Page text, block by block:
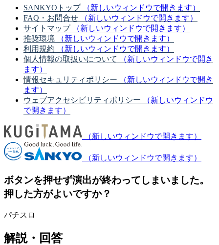
SANKYOトップ
（新しいウィンドウで開きます）
FAQ・お問合せ
（新しいウィンドウで開きます）
サイトマップ
（新しいウィンドウで開きます）
推奨環境
（新しいウィンドウで開きます）
利用規約
（新しいウィンドウで開きます）
個人情報の取扱いについて
（新しいウィンドウで開き
ます）
情報セキュリティポリシー
（新しいウィンドウで開き
ます）
ウェブアクセシビリティポリシー
（新しいウィンドウ
で開きます）
（新しいウィンドウで開きます）
（新しいウィンドウで開きます）
ボタンを押せず演出が終わってしまいました。
押した方がよいですか？
パチスロ
解説・回答